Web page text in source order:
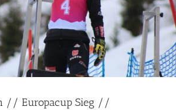
// Europacup Sieg //